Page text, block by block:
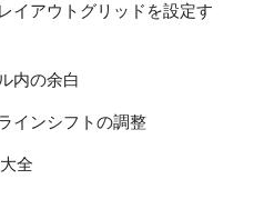
イアウトグリッドを設定す
内の余白
インシフトの調整
全